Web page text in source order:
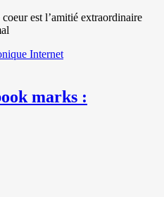
est l’amitié extraordinaire
Internet
marks :